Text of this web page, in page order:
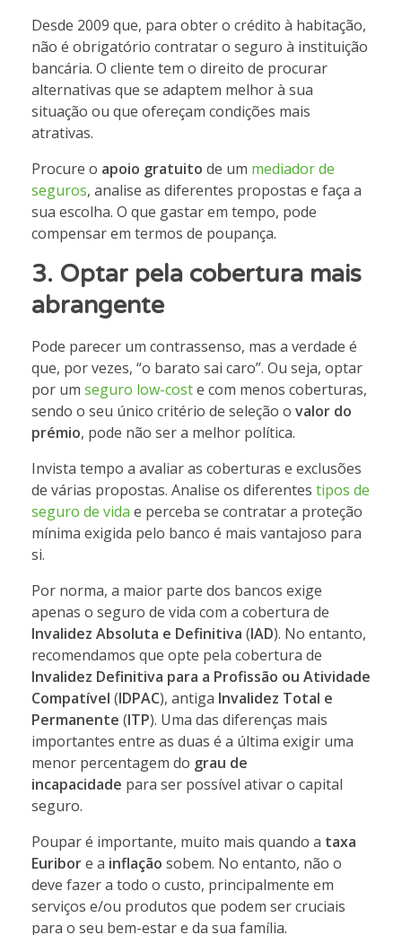
Desde 2009 que, para obter o crédito à habitação,
não é obrigatório contratar o seguro à instituição
bancária. O cliente tem o direito de procurar
alternativas que se adaptem melhor à sua
situação ou que ofereçam condições mais
atrativas.
Procure o apoio gratuito de um mediador de
seguros, analise as diferentes propostas e faça a
sua escolha. O que gastar em tempo, pode
compensar em termos de poupança.
3. Optar pela cobertura mais
abrangente
Pode parecer um contrassenso, mas a verdade é
que, por vezes, “o barato sai caro”. Ou seja, optar
por um seguro low-coste com menos coberturas,
sendo o seu único critério de seleção o valor do
prémio, pode não ser a melhor política.
Invista tempo a avaliar as coberturas e exclusões
de várias propostas. Analise os diferentes tipos de
seguro de vida e perceba se contratar a proteção
mínima exigida pelo banco é mais vantajoso para
si.
Por norma, a maior parte dos bancos exige
apenas o seguro de vida com a cobertura de
Invalidez Absoluta e Definitiva (IAD). No entanto,
recomendamos que opte pela cobertura de
Invalidez Definitiva para a Profissão ou Atividade
Compatível (IDPAC), antiga Invalidez Total e
Permanente (ITP). Uma das diferenças mais
importantes entre as duas é a última exigir uma
menor percentagem do grau de
incapacidade para ser possível ativar o capital
seguro.
Poupar é importante, muito mais quando a taxa
Euribore a inflação sobem. No entanto, não o
deve fazer a todo o custo, principalmente em
serviços e/ou produtos que podem ser cruciais
para o seu bem-estar e da sua família.